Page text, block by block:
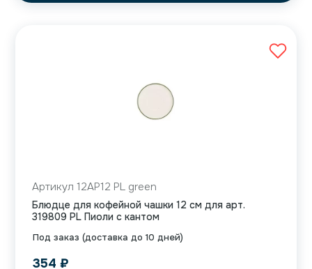
Под заказ (доставка до 10 дней)
Артикул 12AP12 PL green
Блюдце для кофейной чашки 12 см для арт.
319809 PL Пиоли с кантом
354 ₽